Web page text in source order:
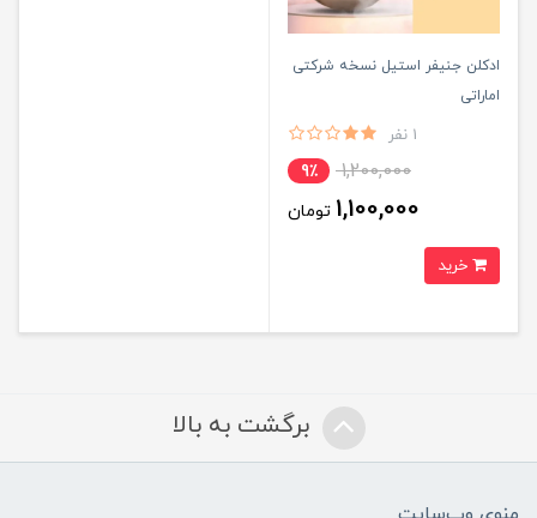
ادکلن جنیفر استیل نسخه شرکتی
اماراتی
1 نفر
1,200,000 9٪
1,100,000 تومان
برگشت به بالا